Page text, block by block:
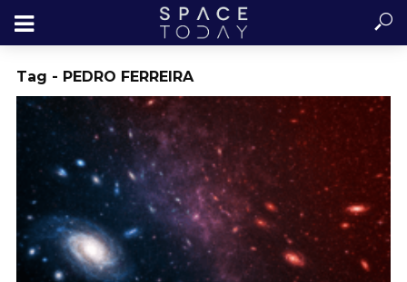
Tag - PEDRO FERREIRA